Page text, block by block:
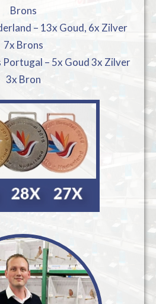
Brons
– 13x Goud, 6x Zilver
7x Brons
– 5x Goud 3x Zilver
3x Bron